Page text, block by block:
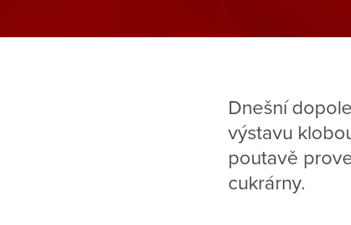
Dnešní
výstavu
poutavě
cukrárny.